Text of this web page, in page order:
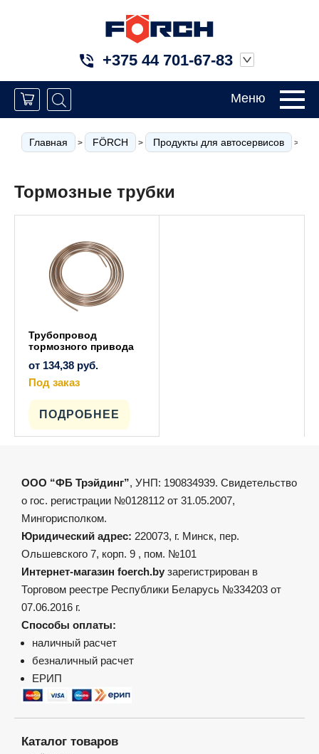
+375 44 701-67-83
Меню
Главная > FÖRCH > Продукты для автосервисов >
Тормозные трубки
Трубопровод
тормозного привода
от 134,38 руб.
Под заказ
ПОДРОБНЕЕ
странице
ООО “ФБ Трэйдинг”, УНП: 190834939. Свидетельство
о гос. регистрации №0128112 от 31.05.2007,
Мингорисполком.
Юридический адрес: 220073, г. Минск, пер.
Ольшевского 7, корп. 9 , пом. №101
Интернет-магазин foerch.by зарегистрирован в
Торговом реестре Республики Беларусь №334203 от
07.06.2016 г.
Способы оплаты:
наличный расчет
безналичный расчет
ЕРИП
Каталог товаров